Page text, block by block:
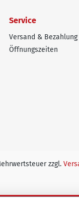
Service
Versand & Bezahlung
Öffnungszeiten
zzgl.